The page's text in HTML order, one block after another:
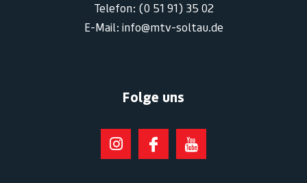
Telefon: (0 51 91) 35 02
E-Mail: info@mtv-soltau.de
Folge uns